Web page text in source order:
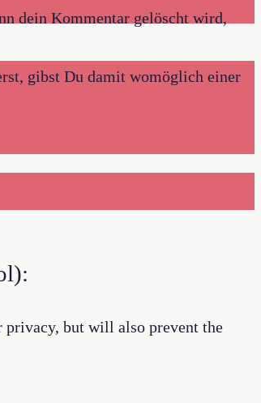
dein Kommentar gelöscht wird,
gibst Du damit womöglich einer
privacy, but will also prevent the